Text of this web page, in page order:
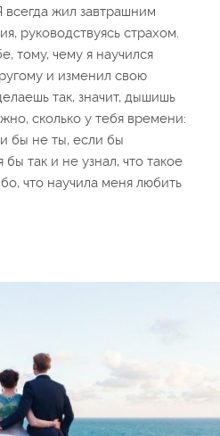
всегда жил завтрашним
руководствуясь страхом.
тому, чему я научился
и изменил свою
так, значит, дышишь
сколько у тебя времени:
бы не ты, если бы
так и не узнал, что такое
что научила меня любить